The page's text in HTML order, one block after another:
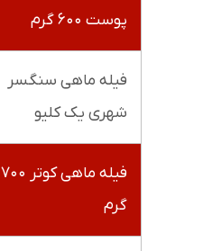
پوست ۶۰۰ گرم
فیله ماهی سنگسر
شهری یک کلیو
فیله ماهی کوتر ۷۰۰
گرم